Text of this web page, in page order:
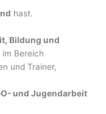
hast.
Bildung und
im Bereich
und Trainer,
und Jugendarbeit